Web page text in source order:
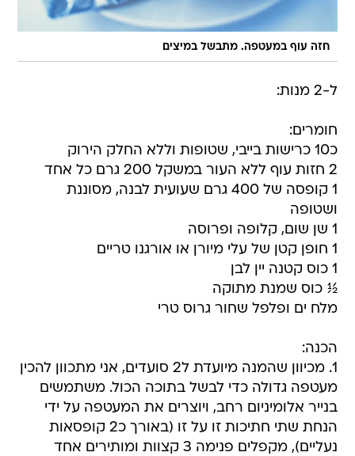
חזה עוף במעטפה. מתבשל במיצים
ל-2 מנות:
חומרים:
כ10 כרישות בייבי, שטופות וללא החלק הירוק
2 חזות עוף ללא העור במשקל 200 גרם כל אחד
1 קופסה של 400 גרם שעועית לבנה, מסוננת
ושטופה
1 שן שום, קלופה ופרוסה
1 חופן קטן של עלי מיורן או אורגנו טריים
1 כוס קטנה יין לבן
½ כוס שמנת מתוקה
מלח ים ופלפל שחור גרוס טרי
הכנה:
1. מכיוון שהמנה מיועדת ל2 סועדים, אני מתכוון להכין
מעטפה גדולה כדי לבשל בתוכה הכול. משתמשים
בנייר אלומיניום רחב, ויוצרים את המעטפה על ידי
הנחת שתי חתיכות זו על זו (באורך כ2 קופסאות
נעליים), מקפלים פנימה 3 קצוות ומותירים אחד